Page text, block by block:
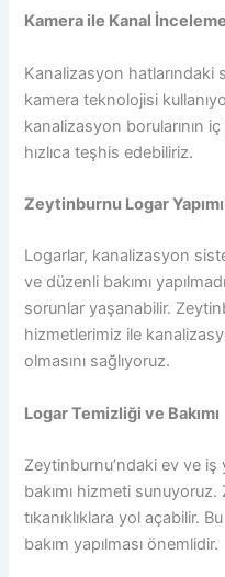
Kamera ile Kanal İnceleme
Kanalizasyon hatlarındaki
kamera teknolojisi
kanalizasyon borularının iç
hızlıca teşhis edebiliriz.
Zeytinburnu Logar Yapımı
Logarlar, kanalizasyon
ve düzenli bakımı
sorunlar yaşanabilir.
hizmetlerimiz ile
olmasını sağlıyoruz.
Logar Temizliği ve Bakımı
Zeytinburnu’ndaki ev ve
bakımı hizmeti
tıkanıklıklara yol açabilir.
bakım yapılması önemlidir.